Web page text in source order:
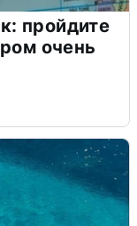
пройдите
очень